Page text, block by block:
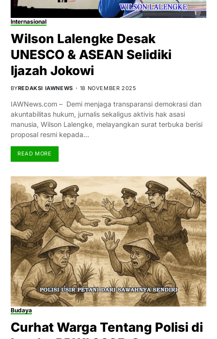
Internasional
Wilson Lalengke Desak
UNESCO & ASEAN Selidiki
Ijazah Jokowi
BYREDAKSI IAWNEWS 18 NOVEMBER 2025
IAWNews.com – Demi menjaga transparansi demokrasi dan
akuntabilitas hukum, jurnalis sekaligus aktivis hak asasi
manusia, Wilson Lalengke, melayangkan surat terbuka berisi
proposal resmi kepada…
READ MORE
Budaya
Curhat Warga Tentang Polisi di